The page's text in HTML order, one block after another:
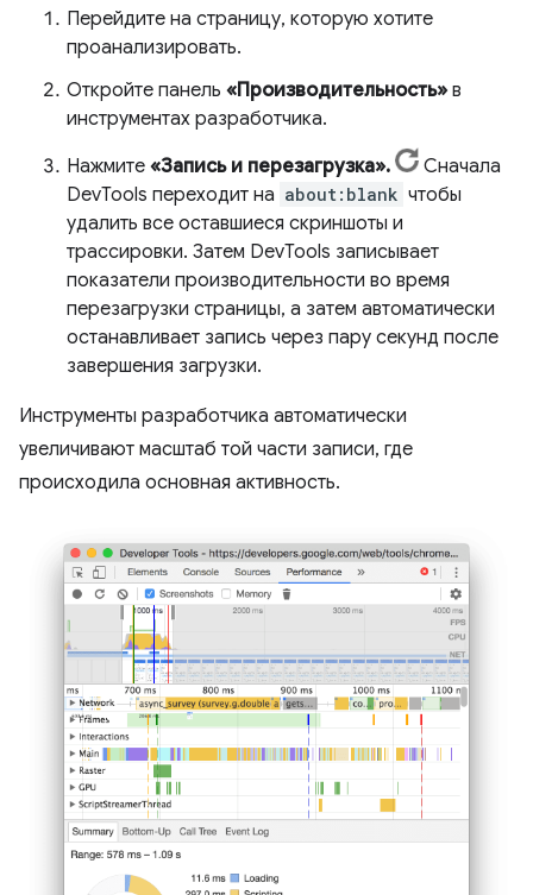
Перейдите на страницу, которую хотите
проанализировать.
Откройте панель «Производительность» в
инструментах разработчика.
Нажмите «Запись и перезагрузка».
Сначала
DevTools переходит на about:blank чтобы
удалить все оставшиеся скриншоты и
трассировки. Затем DevTools записывает
показатели производительности во время
перезагрузки страницы, а затем автоматически
останавливает запись через пару секунд после
завершения загрузки.
Инструменты разработчика автоматически
увеличивают масштаб той части записи, где
происходила основная активность.